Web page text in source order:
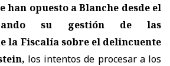
han opuesto a Blanche desde el
su gestión de las
la Fiscalía sobre el delincuente
los intentos de procesar a los